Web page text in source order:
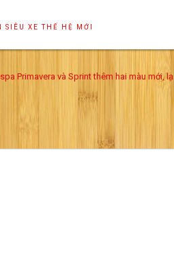
SIÊU XE THẾ HỆ MỚI
Primavera và Sprint thêm hai màu mới, lạ